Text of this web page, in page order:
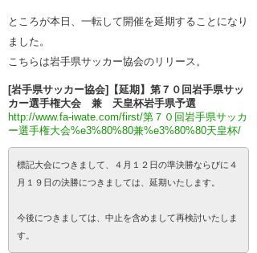
ところが本日、一転して開催を延期することになり
ました。
こちらは岩手県サッカー協会のリリース。
[岩手県サッカー協会]【延期】第７０回岩手県サッ
カー選手権大会 兼 天皇杯岩手県予選
http://www.fa-iwate.com/first/第７０回岩手県サッカ
ー選手権大会%e3%80%80兼%e3%80%80天皇杯/
標記大会につきまして、４月１２日の準決勝ならびに４
月１９日の決勝につきましては、延期いたします。
今後につきましては、中止を含めまして再検討いたしま
す。